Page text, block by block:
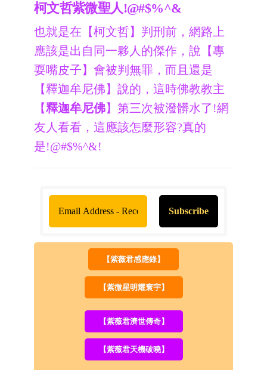
柯文哲紫微聖人!@#$%^&
也就是在【柯文哲】判刑前，網路上
應該是出自同一夥人的傑作，說【專
耍嘴皮子】會被判無罪，而且還是
【釋迦牟尼佛】說的，這時佛教教主
【釋迦牟尼佛】第三次被潑髒水了!網
友人看看，這應該怎麼形容?真的
是!@#$%^&!
【紫薇君感應錄】
【紫微星明耀寰宇】
【紫薇君濟世傳奇】
【紫薇君天機破曉】